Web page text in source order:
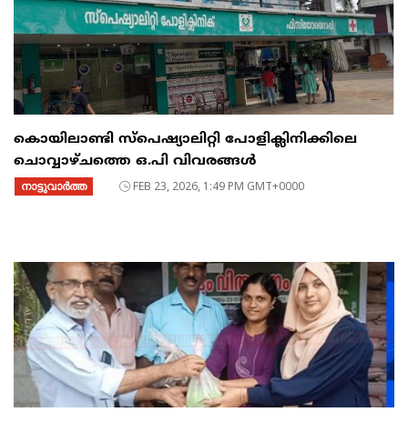
കൊയിലാണ്ടി സ്പെഷ്യാലിറ്റി പോളിക്ലിനിക്കിലെ
ചൊവ്വാഴ്ചത്തെ ഒ.പി വിവരങ്ങൾ
നാട്ടുവാര്‍ത്ത FEB 23, 2026, 1:49 PM GMT+0000